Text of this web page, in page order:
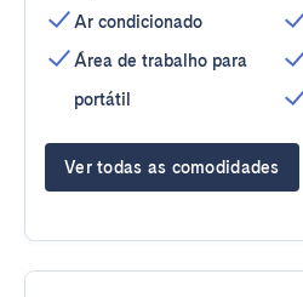
Ar condicionado
Área de trabalho para
portátil
Ver todas as comodidades